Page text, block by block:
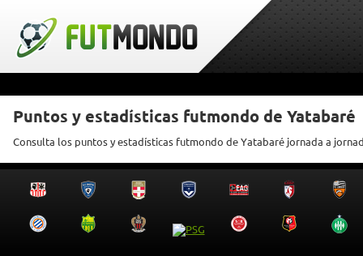
Puntos y estadísticas futmondo de Yatabaré
Consulta los puntos y estadísticas futmondo de Yatabaré jornada a